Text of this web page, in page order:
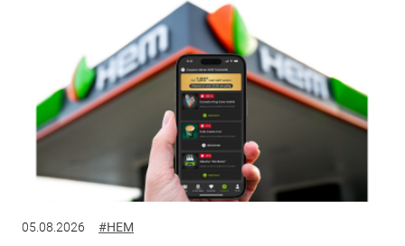
05.08.2026 #HEM